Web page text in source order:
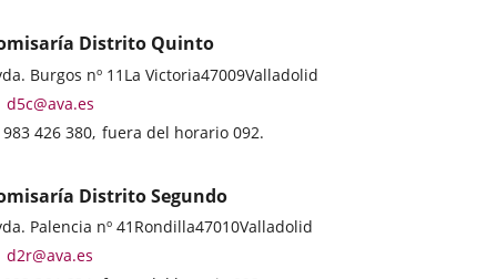
Distrito Quinto
Burgos nº 11 La Victoria47009Valladolid
Email
d5c@ava.es
983 426 380 fuera del horario 092.
Distrito Segundo
Palencia nº 41 Rondilla47010Valladolid
Email
d2r@ava.es